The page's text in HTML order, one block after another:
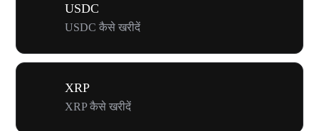
USDC
USDC कैसे खरीदें
XRP
XRP कैसे खरीदें